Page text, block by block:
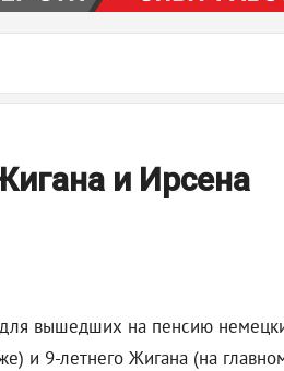
и Ирсена
вышедших на пенсию
и 9-летнего Жигана (на